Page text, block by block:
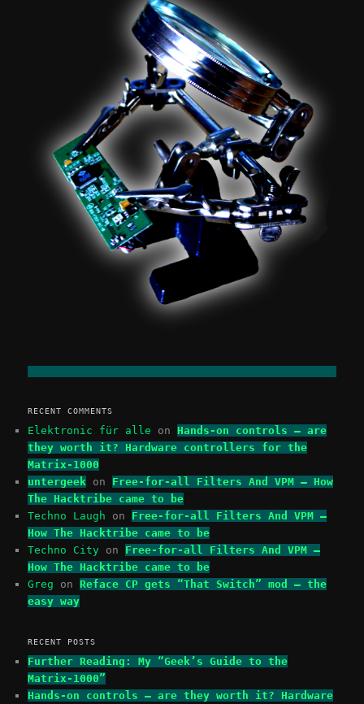
RECENT COMMENTS
Elektronic für alle on Hands-on controls – are
they worth it? Hardware controllers for the
Matrix-1000
untergeek on Free-for-all Filters And VPM – How
The Hacktribe came to be
Techno Laugh on Free-for-all Filters And VPM –
How The Hacktribe came to be
Techno City on Free-for-all Filters And VPM –
How The Hacktribe came to be
Greg onReface CP gets “That Switch” mod – the
easy way
RECENT POSTS
Further Reading: My “Geek’s Guide to the
Matrix-1000”
Hands-on controls – are they worth it? Hardware